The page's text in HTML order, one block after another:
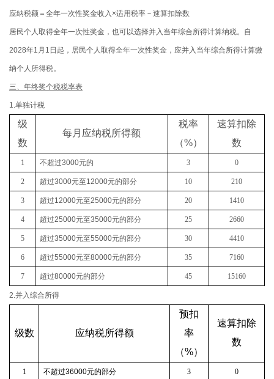
应纳税额＝全年一次性奖金收入×适用税率－速算扣除数
居民个人取得全年一次性奖金，也可以选择并入当年综合所得计算纳税。自
2028年1月1日起，居民个人取得全年一次性奖金，应并入当年综合所得计算缴
纳个人所得税。
三、年终奖个税税率表
1.单独计税
级
数
每月应纳税所得额
税率
（%）
速算扣除
数
1 不超过3000元的 3 0
2 超过3000元至12000元的部分 10 210
3 超过12000元至25000元的部分 20 1410
4 超过25000元至35000元的部分 25 2660
5 超过35000元至55000元的部分 30 4410
6 超过55000元至80000元的部分 35 7160
7 超过80000元的部分 45 15160
2.并入综合所得
级数 应纳税所得额
预扣
率
（%）
速算扣除
数
1 不超过36000元的部分 3 0